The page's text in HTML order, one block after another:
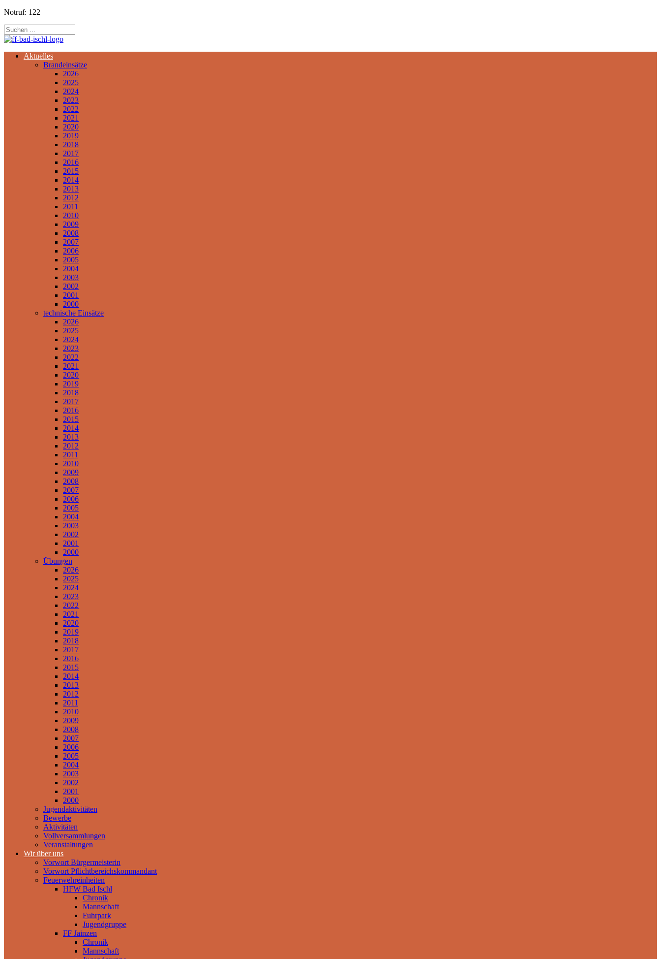
Notruf: 122
Aktuelles
Brandeinsätze
2026
2025
2024
2023
2022
2021
2020
2019
2018
2017
2016
2015
2014
2013
2012
2011
2010
2009
2008
2007
2006
2005
2004
2003
2002
2001
2000
technische Einsätze
2026
2025
2024
2023
2022
2021
2020
2019
2018
2017
2016
2015
2014
2013
2012
2011
2010
2009
2008
2007
2006
2005
2004
2003
2002
2001
2000
Übungen
2026
2025
2024
2023
2022
2021
2020
2019
2018
2017
2016
2015
2014
2013
2012
2011
2010
2009
2008
2007
2006
2005
2004
2003
2002
2001
2000
Jugendaktivitäten
Bewerbe
Aktivitäten
Vollversammlungen
Veranstaltungen
Wir über uns
Vorwort Bürgermeisterin
Vorwort Pflichtbereichskommandant
Feuerwehreinheiten
HFW Bad Ischl
Chronik
Mannschaft
Fuhrpark
Jugendgruppe
FF Jainzen
Chronik
Mannschaft